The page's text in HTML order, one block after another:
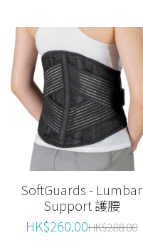
SoftGuards - Lumbar
Support 護腰
HK$260.00HK$288.00